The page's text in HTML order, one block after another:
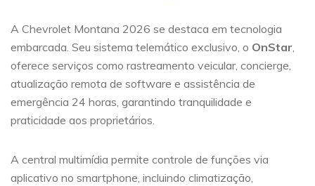
A Chevrolet Montana 2026 se destaca em tecnologia
embarcada. Seu sistema telemático exclusivo, o OnStar,
oferece serviços como rastreamento veicular, concierge,
atualização remota de software e assistência de
emergência 24 horas, garantindo tranquilidade e
praticidade aos proprietários.
A central multimídia permite controle de funções via
aplicativo no smartphone, incluindo climatização,